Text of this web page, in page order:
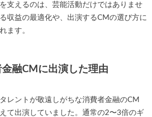
支えるのは、芸能活動だけではありませ
収益の最適化や、出演するCMの選び方に
ます。
融CMに出演した理由
レントが敬遠しがちな消費者金融のCM
て出演していました。通常の2〜3倍のギ